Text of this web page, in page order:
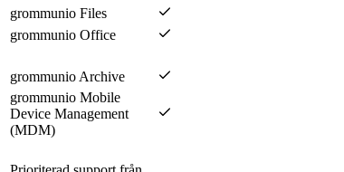
grommunio Files
grommunio Office
grommunio Archive
grommunio Mobile
Device Management
(MDM)